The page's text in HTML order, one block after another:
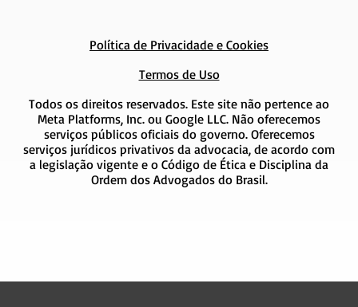
Política de Privacidade e Cookies
Termos de Uso
Todos os direitos reservados. Este site não pertence ao
Meta Platforms, Inc. ou Google LLC. Não oferecemos
serviços públicos oficiais do governo. Oferecemos
serviços jurídicos privativos da advocacia, de acordo com
a legislação vigente e o Código de Ética e Disciplina da
Ordem dos Advogados do Brasil.